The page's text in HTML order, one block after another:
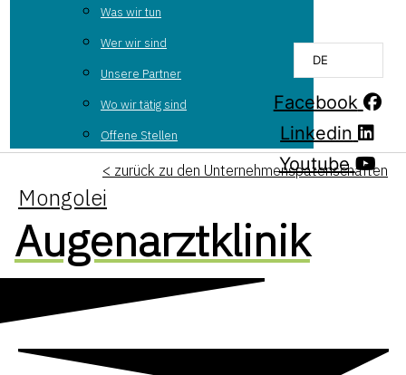
Was wir tun
Wer wir sind
Unsere Partner
Wo wir tätig sind
Offene Stellen
DE
Facebook
Linkedin
Youtube
< zurück zu den Unternehmenspatenschaften
Mongolei
Augenarztklinik